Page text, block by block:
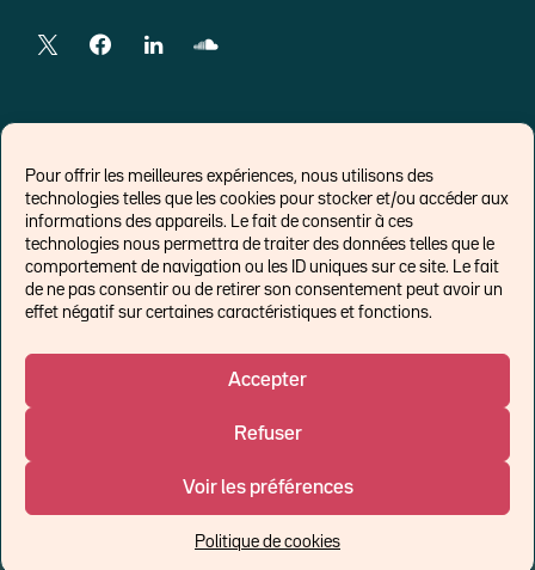
Pour offrir les meilleures expériences, nous utilisons des
technologies telles que les cookies pour stocker et/ou accéder aux
informations des appareils. Le fait de consentir à ces
technologies nous permettra de traiter des données telles que le
comportement de navigation ou les ID uniques sur ce site. Le fait
de ne pas consentir ou de retirer son consentement peut avoir un
effet négatif sur certaines caractéristiques et fonctions.
Accepter
Refuser
Voir les préférences
Politique de cookies
LIENS EXTERNES
Chroniques pour Forbes
Economistes
Think tank
Politique de cookies (UE)
Un affilié de :